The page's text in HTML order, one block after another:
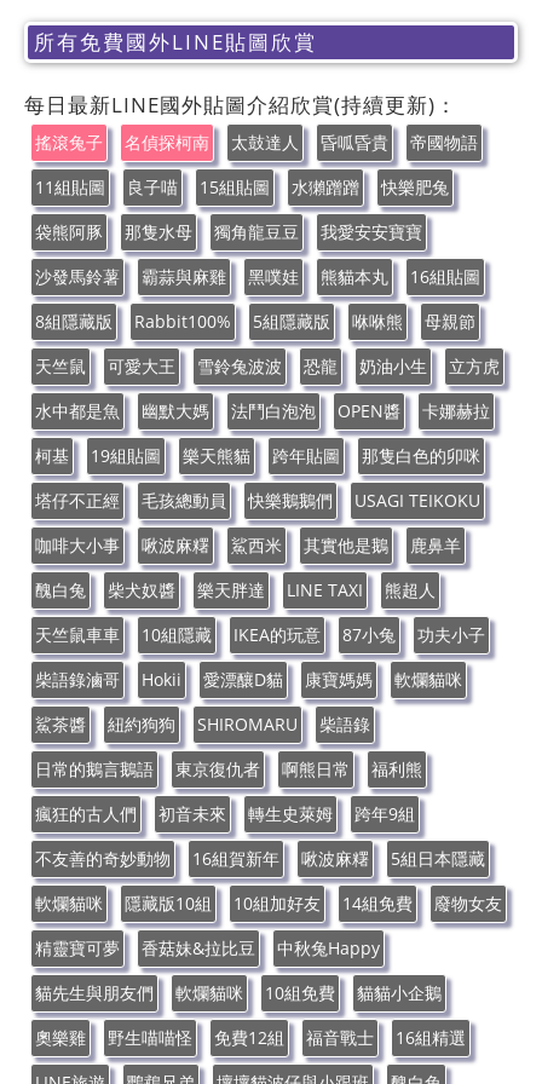
所有免費國外LINE貼圖欣賞
每日最新LINE國外貼圖介紹欣賞(持續更新)：
搖滾兔子 名偵探柯南 太鼓達人 昏呱昏貴
帝國物語
11組貼圖
良子喵 15組貼圖 水獺蹭蹭
快樂肥兔
袋熊阿豚
那隻水母 獨角龍豆豆
我愛安安寶寶
沙發馬鈴薯
霸蒜與麻雞 黑噗娃 熊貓本丸
16組貼圖
8組隱藏版
Rabbit100% 5組隱藏版 咻咻熊
母親節
天竺鼠
可愛大王 雪鈴兔波波 恐龍 奶油小生
立方虎
水中都是魚
幽默大媽 法鬥白泡泡 OPEN醬
卡娜赫拉
柯基
19組貼圖 樂天熊貓 跨年貼圖
那隻白色的卯咪
塔仔不正經
毛孩總動員 快樂鵝鵝們
USAGI TEIKOKU
咖啡大小事
啾波麻糬 鯊西米 其實他是鵝
鹿鼻羊
醜白兔
柴犬奴醬 樂天胖達 LINE TAXI
熊超人
天竺鼠車車
10組隱藏 IKEA的玩意 87小兔
功夫小子
柴語錄滷哥
Hokii 愛漂釀D貓 康寶媽媽
軟爛貓咪
鯊茶醬
紐約狗狗 SHIROMARU
柴語錄
日常的鵝言鵝語
東京復仇者 啊熊日常
福利熊
瘋狂的古人們
初音未來 轉生史萊姆
跨年9組
不友善的奇妙動物
16組賀新年 啾波麻糬
5組日本隱藏
軟爛貓咪
隱藏版10組 10組加好友 14組免費
廢物女友
精靈寶可夢
香菇妹&拉比豆
中秋兔Happy
貓先生與朋友們
軟爛貓咪 10組免費
貓貓小企鵝
奧樂雞
野生喵喵怪 免費12組 福音戰士
16組精選